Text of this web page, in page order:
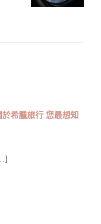
希臘旅行 您最想知